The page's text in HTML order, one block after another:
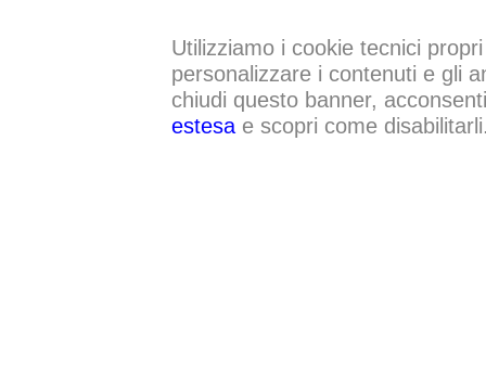
Utilizziamo i cookie tecnici
personalizzare i contenuti e gli
chiudi questo banner,
estesae scopri come